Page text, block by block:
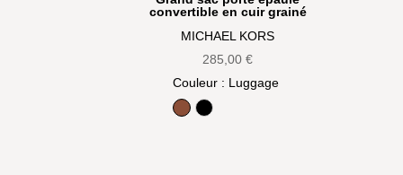
convertible en cuir grainé
MICHAEL KORS
285,00€
Couleur: Luggage
Luggage
Noir